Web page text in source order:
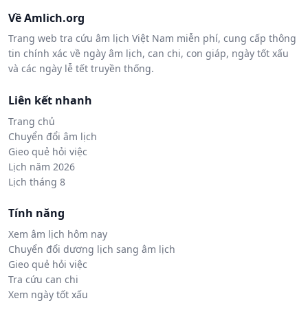
Về Amlich.org
Trang web tra cứu âm lịch Việt Nam miễn phí, cung cấp thông
tin chính xác về ngày âm lịch, can chi, con giáp, ngày tốt xấu
và các ngày lễ tết truyền thống.
Liên kết nhanh
Trang chủ
Chuyển đổi âm lịch
Gieo quẻ hỏi việc
Lịch năm 2026
Lịch tháng 8
Tính năng
Xem âm lịch hôm nay
Chuyển đổi dương lịch sang âm lịch
Gieo quẻ hỏi việc
Tra cứu can chi
Xem ngày tốt xấu